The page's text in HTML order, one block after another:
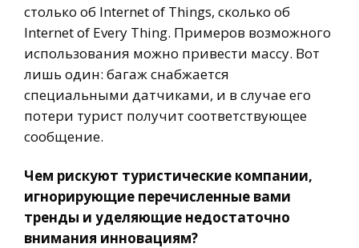
столько об Internet of Things, сколько об
Internet of Every Thing. Примеров возможного
использования можно привести массу. Вот
лишь один: багаж снабжается
специальными датчиками, и в случае его
потери турист получит соответствующее
сообщение.
Чем рискуют туристические компании,
игнорирующие перечисленные вами
тренды и уделяющие недостаточно
внимания инновациям?